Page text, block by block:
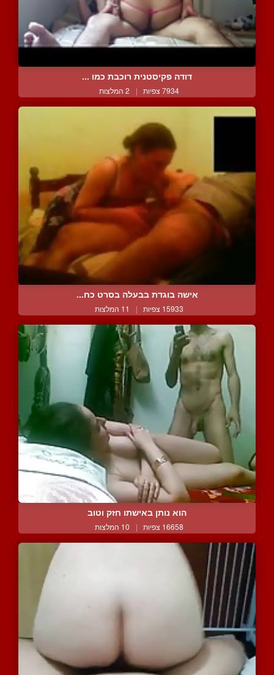
דודה פקיסטנית רוכבת כמו ...
7934 צפיות | 2 המלצות
אישה בוגדת בבעלה בסרט כח...
15933 צפיות | 11 המלצות
הוא נותן באישתו חזק וטוב
16658 צפיות | 10 המלצות